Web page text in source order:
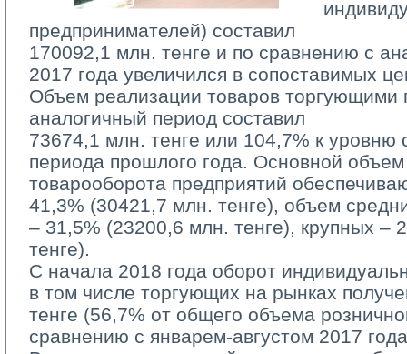
предпринимателей) составил
170092,1 млн. тенге и по сравнению с
2017 года увеличился в сопоставимых
Объем реализации товаров торгующими
аналогичный период составил
73674,1 млн. тенге или 104,7% к уровню
периода прошлого года. Основной объем
товарооборота предприятий
41,3% (30421,7 млн. тенге), объем
– 31,5% (23200,6 млн. тенге), крупных –
тенге).
С начала 2018 года оборот
в том числе торгующих на рынках
тенге (56,7% от общего объема
сравнению с январем-августом 2017